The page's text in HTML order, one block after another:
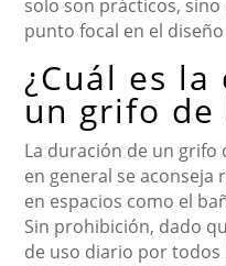
solo son prácticos,
punto focal en el
¿Cuál es
un grifo de
La duración de un grifo
en general se
en espacios como el
Sin prohibición, dado
de uso diario por